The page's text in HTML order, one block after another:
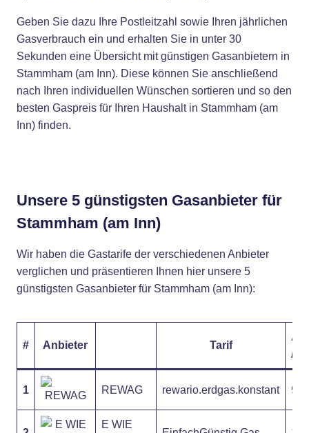
Geben Sie dazu Ihre Postleitzahl sowie Ihren jährlichen
Gasverbrauch ein und erhalten Sie in unter 30
Sekunden eine Übersicht mit günstigen Gasanbietern in
Stammham (am Inn). Diese können Sie anschließend
nach Ihren individuellen Wünschen sortieren und so den
besten Gaspreis für Ihren Haushalt in Stammham (am
Inn) finden.
Unsere 5 günstigsten Gasanbieter für
Stammham (am Inn)
Wir haben die Gastarife der verschiedenen Anbieter
verglichen und präsentieren Ihnen hier unsere 5
günstigsten Gasanbieter für Stammham (am Inn):
# Anbieter Tarif
/
1 REWAG rewario.erdgas.konstant
E WIE